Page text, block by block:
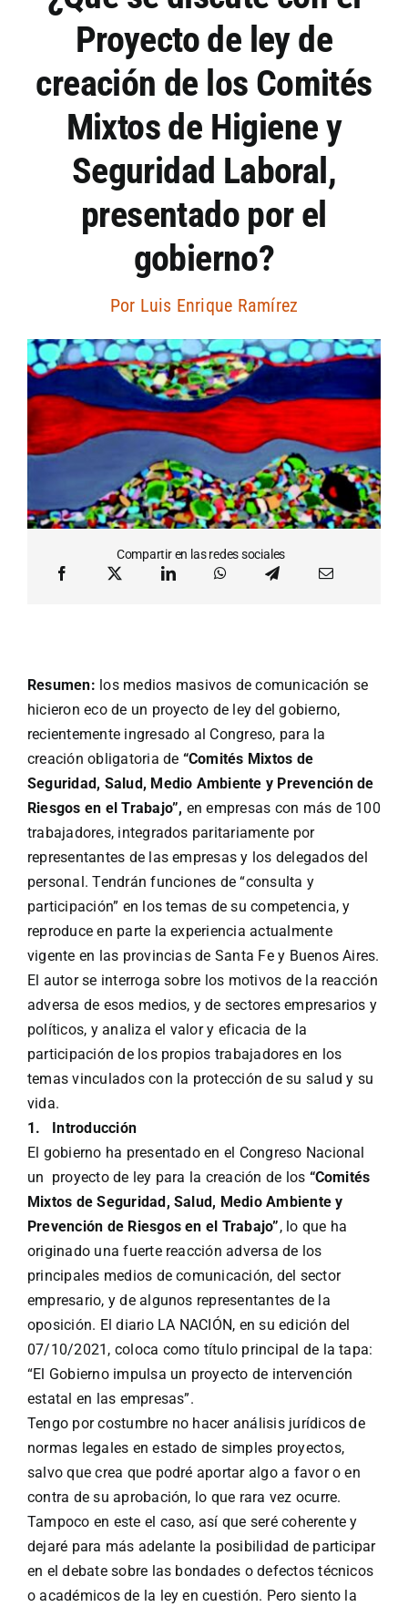
Artículos por autor
Artículos por sección
Proyecto de ley de
creación de los Comités
Mixtos de Higiene y
Seguridad Laboral,
presentado por el
gobierno?
Por Luis Enrique Ramírez
Compartir en las redes sociales
Resumen: los medios masivos de comunicación se
hicieron eco de un proyecto de ley del gobierno,
recientemente ingresado al Congreso, para la
creación obligatoria de “Comités Mixtos de
Seguridad, Salud, Medio Ambiente y Prevención de
Riesgos en el Trabajo”, en empresas con más de 100
trabajadores, integrados paritariamente por
representantes de las empresas y los delegados del
personal. Tendrán funciones de “consulta y
participación” en los temas de su competencia, y
reproduce en parte la experiencia actualmente
vigente en las provincias de Santa Fe y Buenos Aires.
El autor se interroga sobre los motivos de la reacción
adversa de esos medios, y de sectores empresarios y
políticos, y analiza el valor y eficacia de la
participación de los propios trabajadores en los
temas vinculados con la protección de su salud y su
vida.
1. Introducción
El gobierno ha presentado en el Congreso Nacional
un proyecto de ley para la creación de los “Comités
Mixtos de Seguridad, Salud, Medio Ambiente y
Prevención de Riesgos en el Trabajo”, lo que ha
originado una fuerte reacción adversa de los
principales medios de comunicación, del sector
empresario, y de algunos representantes de la
oposición. El diario LA NACIÓN, en su edición del
07/10/2021, coloca como título principal de la tapa:
“El Gobierno impulsa un proyecto de intervención
estatal en las empresas”.
Tengo por costumbre no hacer análisis jurídicos de
normas legales en estado de simples proyectos,
salvo que crea que podré aportar algo a favor o en
contra de su aprobación, lo que rara vez ocurre.
Tampoco en este el caso, así que seré coherente y
dejaré para más adelante la posibilidad de participar
en el debate sobre las bondades o defectos técnicos
o académicos de la ley en cuestión. Pero siento la